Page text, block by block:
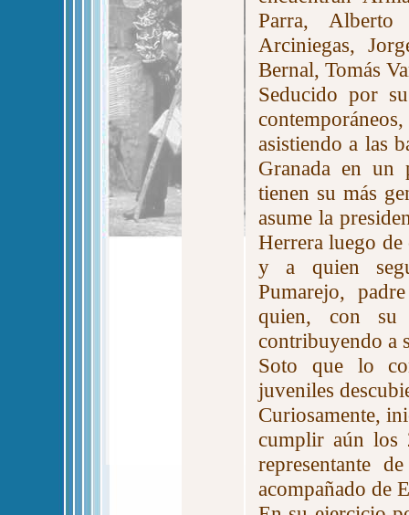
Parra, Alberto
Arciniegas,
Bernal, Tomás
Seducido por
asistiendo a las
Granada en un
tienen su más
asume la
Herrera luego de
y a quien
Pumarejo,
quien, con
contribuyendo a
Soto que lo
juveniles
Curiosamente,
cumplir aún los
representante
acompañado de